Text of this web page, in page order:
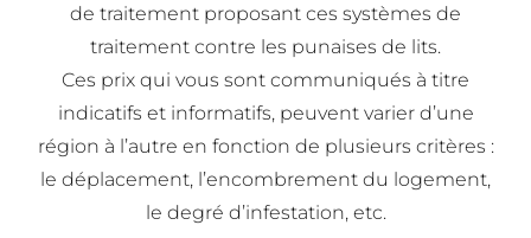
de traitement proposant ces systèmes de
traitement contre les punaises de lits.
Ces prix qui vous sont communiqués à titre
indicatifs et informatifs, peuvent varier d’une
région à l’autre en fonction de plusieurs critères :
le déplacement, l’encombrement du logement,
le degré d’infestation, etc.